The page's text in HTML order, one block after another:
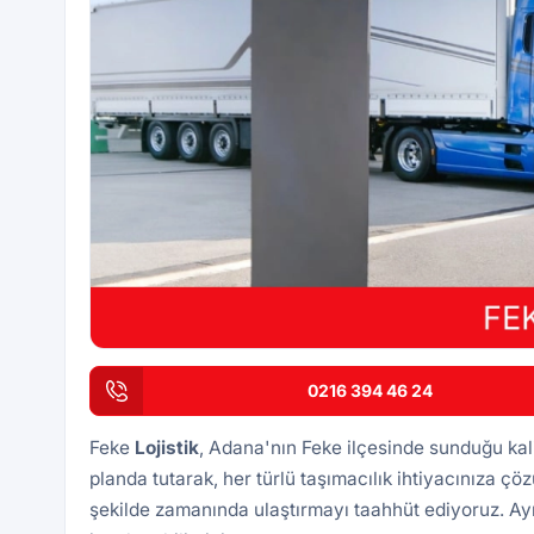
0216 394 46 24
Feke Lojistik, Adana'nın Feke ilçesinde sunduğu
planda tutarak, her türlü taşımacılık ihtiyacınıza
şekilde zamanında ulaştırmayı taahhüt ediyoruz.